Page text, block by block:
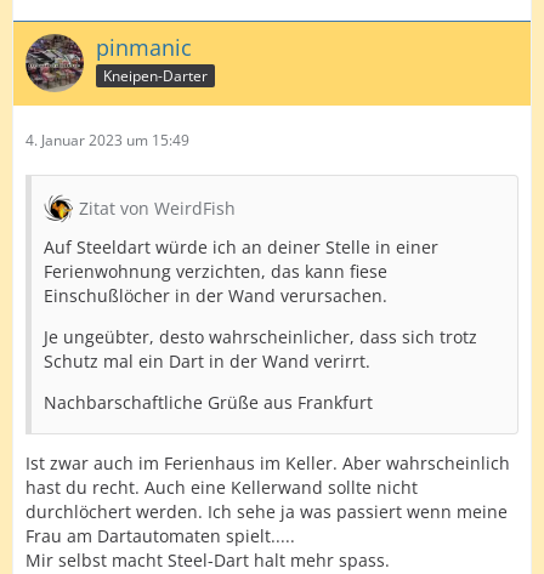
pinmanic
Kneipen-Darter
4. Januar 2023 um 15:49
Zitat von WeirdFish
Auf Steeldart würde ich an deiner Stelle in einer
Ferienwohnung verzichten, das kann fiese
Einschußlöcher in der Wand verursachen.
Je ungeübter, desto wahrscheinlicher, dass sich trotz
Schutz mal ein Dart in der Wand verirrt.
Nachbarschaftliche Grüße aus Frankfurt
Ist zwar auch im Ferienhaus im Keller. Aber wahrscheinlich
hast du recht. Auch eine Kellerwand sollte nicht
durchlöchert werden. Ich sehe ja was passiert wenn meine
Frau am Dartautomaten spielt.....
Mir selbst macht Steel-Dart halt mehr spass.